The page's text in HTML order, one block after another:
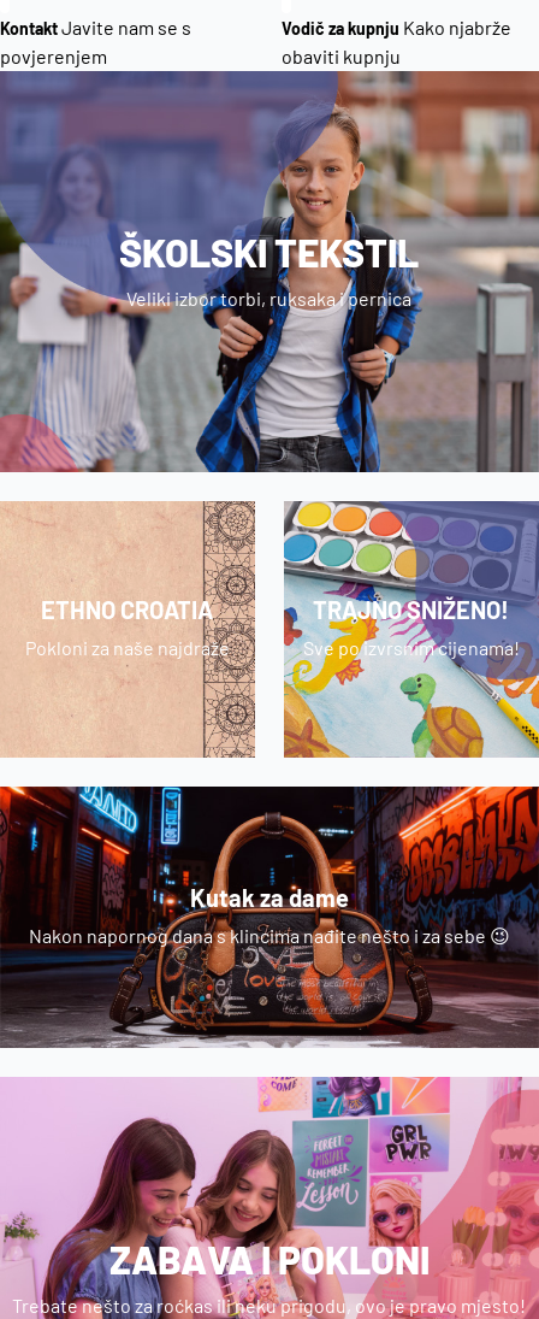
KontaktJavite nam se s
povjerenjem
Vodič za kupnju Kako njabrže
obaviti kupnju
ŠKOLSKI TEKSTIL
Veliki izbor torbi, ruksaka i pernica
ETHNO CROATIA
Pokloni za naše najdraže
TRAJNO SNIŽENO!
Sve po izvrsnim cijenama!
Kutak za dame
Nakon napornog dana s klincima nađite nešto i za sebe 😉
ZABAVA I POKLONI
Trebate nešto za roćkas ili neku prigodu, ovo je pravo mjesto!
Dodaj u košaricu
Vidi detalje